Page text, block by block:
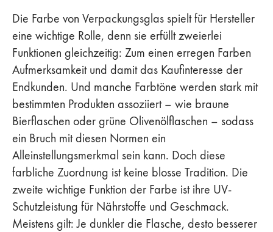
Die Farbe von Verpackungsglas spielt für Hersteller
eine wichtige Rolle, denn sie erfüllt zweierlei
Funktionen gleichzeitig: Zum einen erregen Farben
Aufmerksamkeit und damit das Kaufinteresse der
Endkunden. Und manche Farbtöne werden stark mit
bestimmten Produkten assoziiert – wie braune
Bierflaschen oder grüne Olivenölflaschen – sodass
ein Bruch mit diesen Normen ein
Alleinstellungsmerkmal sein kann. Doch diese
farbliche Zuordnung ist keine blosse Tradition. Die
zweite wichtige Funktion der Farbe ist ihre UV-
Schutzleistung für Nährstoffe und Geschmack.
Meistens gilt: Je dunkler die Flasche, desto besserer